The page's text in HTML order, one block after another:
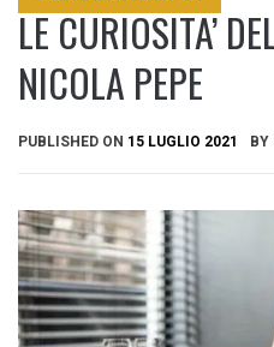
LE CURIOSITA’
NICOLA PEPE
PUBLISHED ON 15 LUGLIO 2021 BY